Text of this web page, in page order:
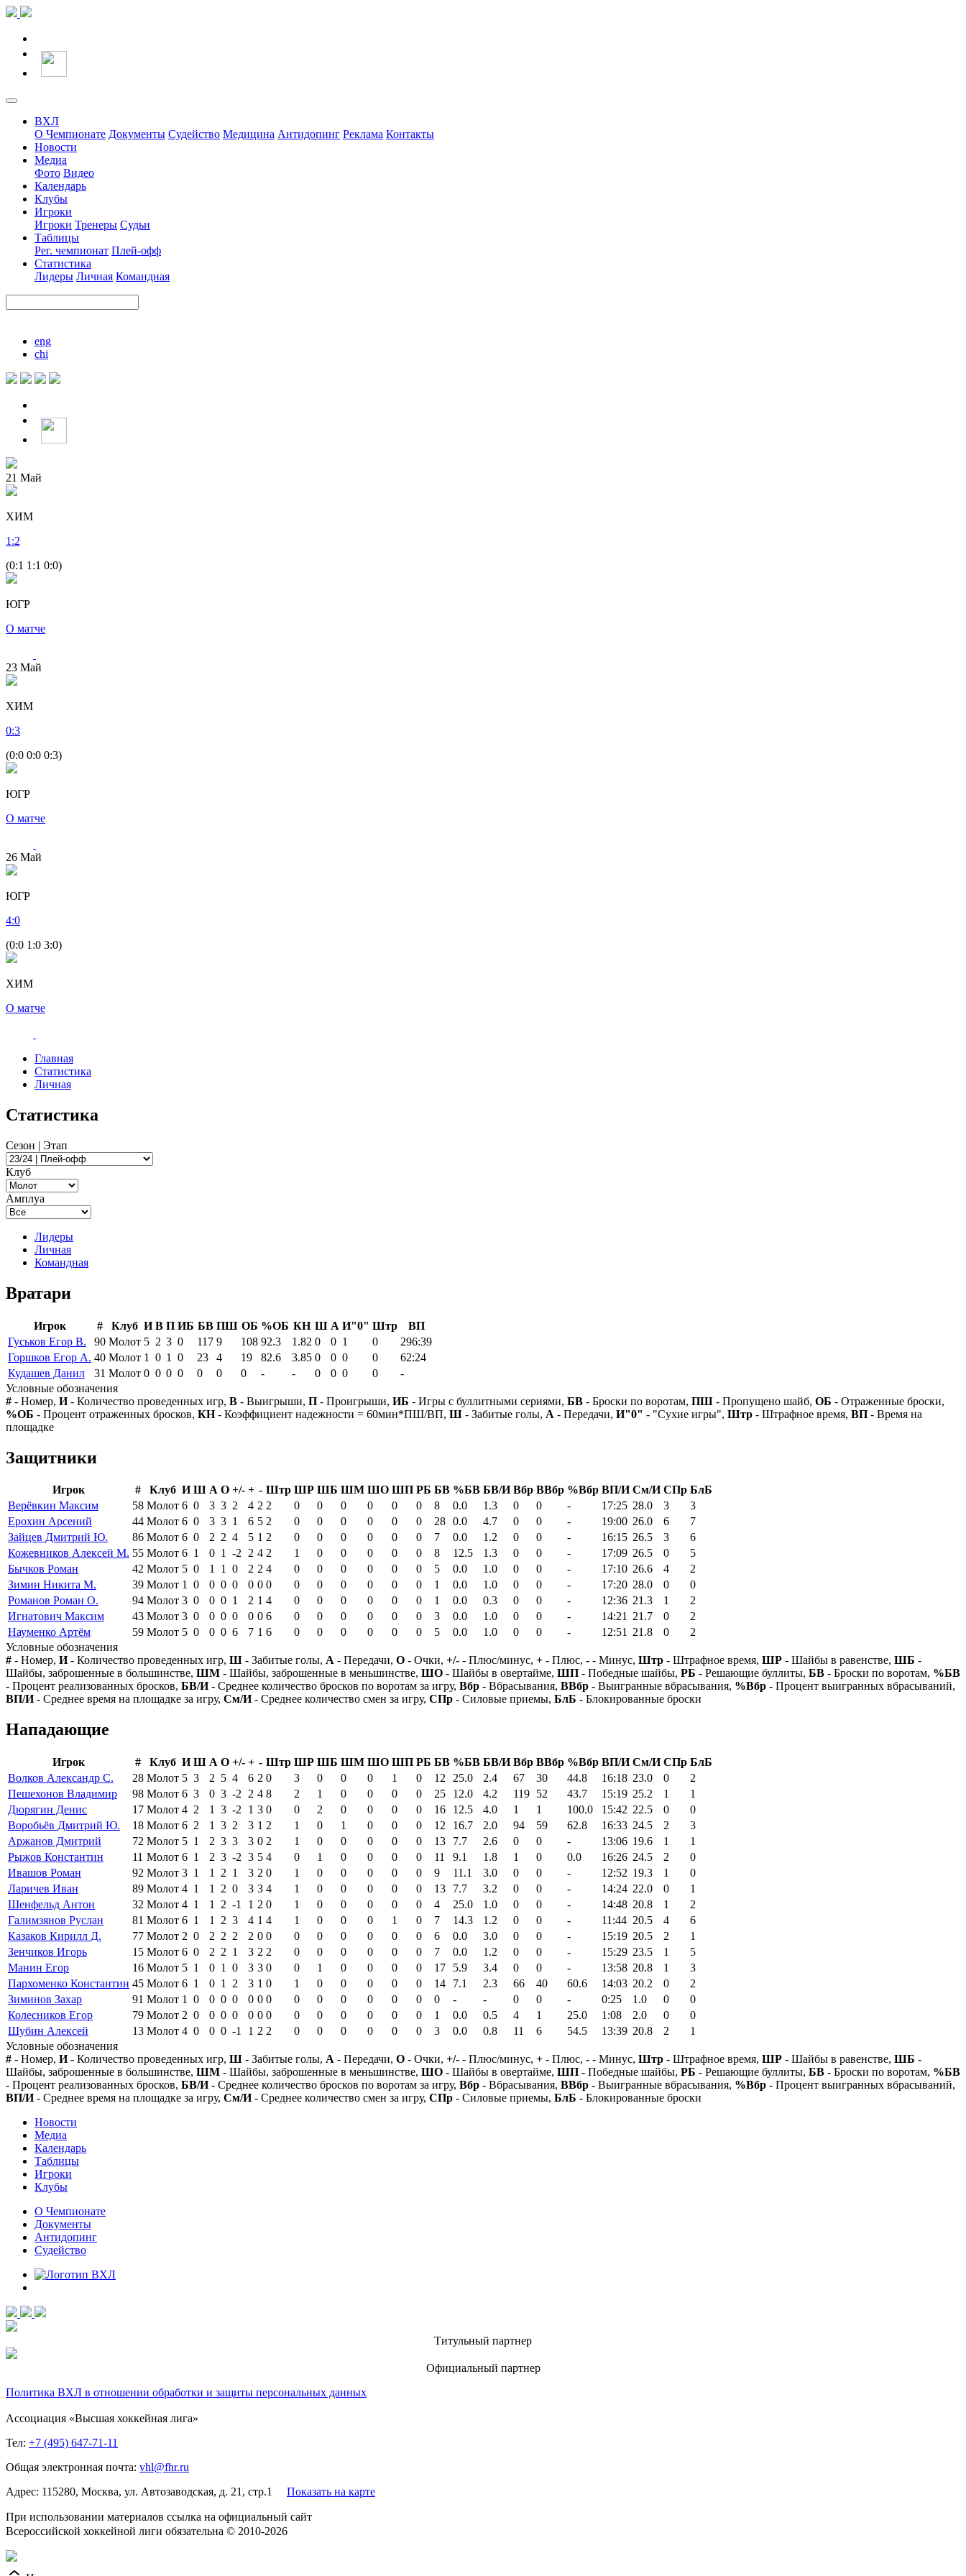
ВХЛ
О Чемпионате Документы Судейство Медицина Антидопинг Реклама Контакты
Новости
Медиа
Фото Видео
Календарь
Клубы
Игроки
Игроки Тренеры Судьи
Таблицы
Рег. чемпионат Плей-офф
Статистика
Лидеры Личная Командная
eng
chi
21 Май
ХИМ
1 :2
(0:1 1:1 0:0)
ЮГР
О матче
23 Май
ХИМ
0:3
(0:0 0:0 0:3)
ЮГР
О матче
26 Май
ЮГР
4:0
(0:0 1:0 3:0)
ХИМ
О матче
Главная
Статистика
Личная
Статистика
Сезон | Этап
Клуб
Амплуа
Лидеры
Личная
Командная
Вратари
Игрок # Клуб И В П ИБ БВ ПШ ОБ %ОБ КН Ш А И"0" Штр
ВП
Гуськов Егор В.
90 Молот 5 2 3 0 117 9 108 92.3 1.82 0 0 1 0
296:39
Горшков Егор А. 40 Молот 1 0 1 0 23 4 19 82.6 3.85 0 0 0 0
62:24
Кудашев Данил
31 Молот 0 0 0 0 0 0 0 - - 0 0 0 0
-
Условные обозначения
# - Номер, И- Количество проведенных игр, В - Выигрыши, П - Проигрыши, ИБ - Игры с буллитными сериями, БВ - Броски по воротам, ПШ - Пропущено шайб, ОБ - Отраженные броски,
%ОБ - Процент отраженных бросков, КН- Коэффициент надежности = 60мин*ПШ/ВП, Ш - Забитые голы, А - Передачи, И"0" - "Сухие игры", Штр - Штрафное время, ВП - Время на
площадке
Защитники
Игрок # Клуб И Ш А О +/- + - Штр ШР ШБ ШМ ШО ШП РБ БВ %БВ БВ/И Вбр ВВбр %Вбр ВП/И См/И СПр БлБ
Верёвкин Максим
58 Молот 6 0 3 3 2 4 2 2 0 0 0 0 0 0 8 0.0 1.3 0 0 - 17:25 28.0 3
3
Ерохин Арсений
44 Молот 6 0 3 3 1 6 5 2 0 0 0 0 0 0 28 0.0 4.7 0 0 - 19:00 26.0 6
7
Зайцев Дмитрий Ю.
86 Молот 6 0 2 2 4 5 1 2 0 0 0 0 0 0 7 0.0 1.2 0 0 - 16:15 26.5 3
6
Кожевников Алексей М. 55 Молот 6 1 0 1 -2 2 4 2 1 0 0 0 0 0 8 12.5 1.3 0 0 - 17:09 26.5 0
5
Бычков Роман
42 Молот 5 0 1 1 0 2 2 4 0 0 0 0 0 0 5 0.0 1.0 0 0 - 17:10 26.6 4
2
Зимин Никита М.
39 Молот 1 0 0 0 0 0 0 0 0 0 0 0 0 0 1 0.0 1.0 0 0 - 17:20 28.0 0
0
Романов Роман О.
94 Молот 3 0 0 0 1 2 1 4 0 0 0 0 0 0 1 0.0 0.3 0 0 - 12:36 21.3 1
2
Игнатович Максим
43 Молот 3 0 0 0 0 0 0 6 0 0 0 0 0 0 3 0.0 1.0 0 0 - 14:21 21.7 0
2
Науменко Артём
59 Молот 5 0 0 0 6 7 1 6 0 0 0 0 0 0 5 0.0 1.0 0 0 - 12:51 21.8 0
2
Условные обозначения
# - Номер, И- Количество проведенных игр, Ш - Забитые голы, А - Передачи, О - Очки, +/- - Плюс/минус, + - Плюс, - - Минус, Штр - Штрафное время, ШР - Шайбы в равенстве, ШБ -
Шайбы, заброшенные в большинстве, ШМ - Шайбы, заброшенные в меньшинстве, ШО - Шайбы в овертайме, ШП - Победные шайбы, РБ - Решающие буллиты, БВ - Броски по воротам, %БВ
- Процент реализованных бросков, БВ/И- Среднее количество бросков по воротам за игру, Вбр - Вбрасывания, ВВбр - Выигранные вбрасывания, %Вбр - Процент выигранных вбрасываний,
ВП/И- Среднее время на площадке за игру, См/И- Среднее количество смен за игру, СПр - Силовые приемы, БлБ - Блокированные броски
Нападающие
Игрок # Клуб И Ш А О +/- + - Штр ШР ШБ ШМ ШО ШП РБ БВ %БВ БВ/И Вбр ВВбр %Вбр ВП/И См/И СПр БлБ
Волков Александр С.
28 Молот 5 3 2 5 4 6 2 0 3 0 0 0 1 0 12 25.0 2.4 67 30 44.8 16:18 23.0 0
2
Пешехонов Владимир
98 Молот 6 3 0 3 -2 2 4 8 2 1 0 0 0 0 25 12.0 4.2 119 52 43.7 15:19 25.2 1
1
Дюрягин Денис
17 Молот 4 2 1 3 -2 1 3 0 0 2 0 0 0 0 16 12.5 4.0 1 1 100.0 15:42 22.5 0
0
Воробьёв Дмитрий Ю.
18 Молот 6 2 1 3 2 3 1 2 1 0 1 0 0 0 12 16.7 2.0 94 59 62.8 16:33 24.5 2
3
Аржанов Дмитрий
72 Молот 5 1 2 3 3 3 0 2 1 0 0 0 0 0 13 7.7 2.6 0 0 - 13:06 19.6 1
1
Рыжов Константин
11 Молот 6 1 2 3 -2 3 5 4 0 1 0 0 0 0 11 9.1 1.8 1 0 0.0 16:26 24.5 2
0
Ивашов Роман
92 Молот 3 1 1 2 1 3 2 0 1 0 0 0 0 0 9 11.1 3.0 0 0 - 12:52 19.3 1
0
Ларичев Иван
89 Молот 4 1 1 2 0 3 3 4 1 0 0 0 0 0 13 7.7 3.2 0 0 - 14:24 22.0 0
1
Шенфельд Антон
32 Молот 4 1 1 2 -1 1 2 0 1 0 0 0 0 0 4 25.0 1.0 0 0 - 14:48 20.8 1
2
Галимзянов Руслан
81 Молот 6 1 1 2 3 4 1 4 1 0 0 0 1 0 7 14.3 1.2 0 0 - 11:44 20.5 4
6
Казаков Кирилл Д.
77 Молот 2 0 2 2 2 2 0 0 0 0 0 0 0 0 6 0.0 3.0 0 0 - 15:19 20.5 2
1
Зенчиков Игорь
15 Молот 6 0 2 2 1 3 2 2 0 0 0 0 0 0 7 0.0 1.2 0 0 - 15:29 23.5 1
5
Манин Егор
16 Молот 5 1 0 1 0 3 3 0 0 1 0 0 0 0 17 5.9 3.4 0 0 - 13:58 20.8 1
3
Пархоменко Константин 45 Молот 6 1 0 1 2 3 1 0 1 0 0 0 0 0 14 7.1 2.3 66 40 60.6 14:03 20.2 0
2
Зиминов Захар
91 Молот 1 0 0 0 0 0 0 0 0 0 0 0 0 0 0 - - 0 0 - 0:25 1.0 0
0
Колесников Егор
79 Молот 2 0 0 0 0 0 0 0 0 0 0 0 0 0 1 0.0 0.5 4 1 25.0 1:08 2.0 0
0
Шубин Алексей
13 Молот 4 0 0 0 -1 1 2 2 0 0 0 0 0 0 3 0.0 0.8 11 6 54.5 13:39 20.8 2
1
Условные обозначения
# - Номер, И- Количество проведенных игр, Ш - Забитые голы, А - Передачи, О - Очки, +/- - Плюс/минус, + - Плюс, - - Минус, Штр - Штрафное время, ШР - Шайбы в равенстве, ШБ -
Шайбы, заброшенные в большинстве, ШМ - Шайбы, заброшенные в меньшинстве, ШО - Шайбы в овертайме, ШП - Победные шайбы, РБ - Решающие буллиты, БВ - Броски по воротам, %БВ
- Процент реализованных бросков, БВ/И- Среднее количество бросков по воротам за игру, Вбр - Вбрасывания, ВВбр - Выигранные вбрасывания, %Вбр - Процент выигранных вбрасываний,
ВП/И- Среднее время на площадке за игру, См/И- Среднее количество смен за игру, СПр - Силовые приемы, БлБ - Блокированные броски
Новости
Медиа
Календарь
Таблицы
Игроки
Клубы
О Чемпионате
Документы
Антидопинг
Судейство
Титульный партнер
Официальный партнер
Политика ВХЛ в отношении обработки и защиты персональных данных
Ассоциация «Высшая хоккейная лига»
Тел: +7 (495) 647-71-11
Общая электронная почта: vhl@fhr.ru
Адрес: 115280, Москва, ул. Автозаводская, д. 21, стр.1 Показать на карте
При использовании материалов ссылка на официальный сайт
Всероссийской хоккейной лиги обязательна © 2010-2026